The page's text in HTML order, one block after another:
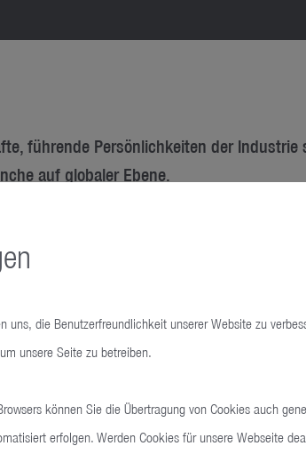
führende Persönlichkeiten der
auf globaler Ebene.
MITEC KL Metropolis
uns, die Benutzerfreundlichkeit unserer Website zu
unsere Seite zu betreiben.
können Sie die Übertragung von Cookies auch
erfolgen. Werden Cookies für unsere Webseite